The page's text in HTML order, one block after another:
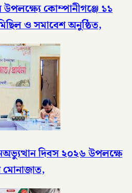
কোম্পানীগঞ্জে ১১
ও সমাবেশ অনুষ্ঠিত,
দিবস ২০২৬ উপলক্ষে